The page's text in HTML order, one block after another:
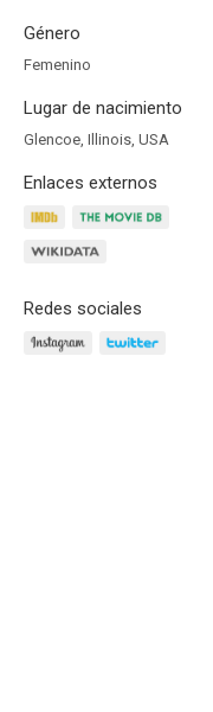
Género
Femenino
Lugar de nacimiento
Glencoe, Illinois, USA
Enlaces externos
Redes sociales